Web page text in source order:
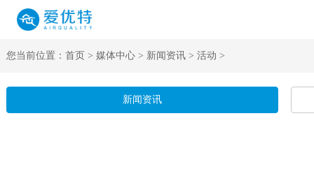
您当前位置： 首页 > 媒体中心> 新闻资讯> 活动 >
新闻资讯